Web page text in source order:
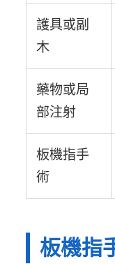
護具或副
木
藥物或局
部注射
板機指手
術
板機指